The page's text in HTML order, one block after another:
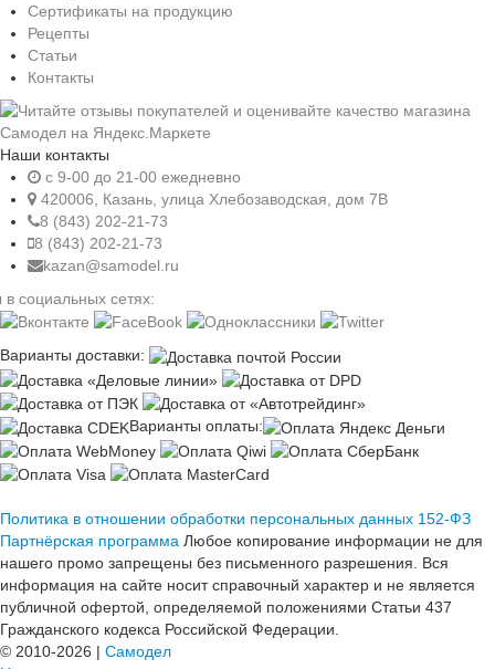
Сертификаты на продукцию
Рецепты
Статьи
Контакты
Наши контакты
c 9-00 до 21-00 ежедневно
420006, Казань, улица Хлебозаводская, дом 7В
8 (843) 202-21-73
8 (843) 202-21-73
kazan@samodel.ru
социальных сетях:
Варианты доставки:
Варианты оплаты:
Политика в отношении обработки персональных данных 152-ФЗ
Партнёрская программа Любое копирование информации не для
нашего промо запрещены без письменного разрешения. Вся
информация на сайте носит справочный характер и не является
публичной офертой, определяемой положениями Статьи 437
Гражданского кодекса Российской Федерации.
© 2010-2026 | Самодел